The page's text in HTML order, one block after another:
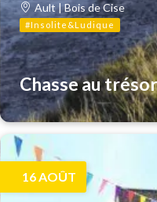
Ault | Bois de Cise
#Insolite&Ludique
Chasse au
16 AOÛT